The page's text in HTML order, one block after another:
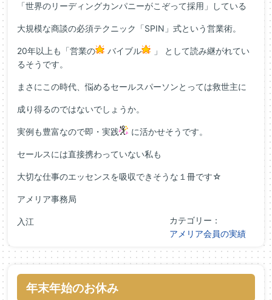
「世界のリーディングカンパニーがこぞって採用」している
大規模な商談の必須テクニック「SPIN」式という営業術。
20年以上も「営業の バイブル
」 として読み継がれてい
るそうです。
まさにこの時代、悩めるセールスパーソンとっては救世主に
成り得るのではないでしょうか。
実例も豊富なので即・実践 に活かせそうです。
セールスには直接携わっていない私も
大切な仕事のエッセンスを吸収できそうな１冊です☆
アメリア事務局
入江
カテゴリー：
アメリア会員の実績
年末年始のお休み